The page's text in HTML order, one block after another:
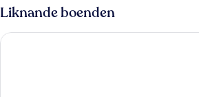
Liknande boenden
Anat Tantric Boutique Hotel